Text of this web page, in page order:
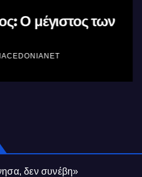
Ο μέγιστος των
δεν συνέβη»